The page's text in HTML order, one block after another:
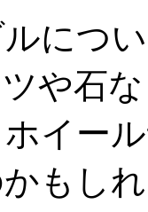
ルにつ
ツや石
イー
もし